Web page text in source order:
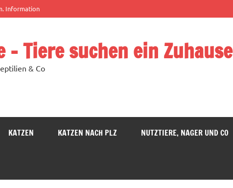
Information
Tiere suchen ein Zuhause
& Co
KATZEN KATZEN NACH PLZ NUTZTIERE, NAGER UND CO